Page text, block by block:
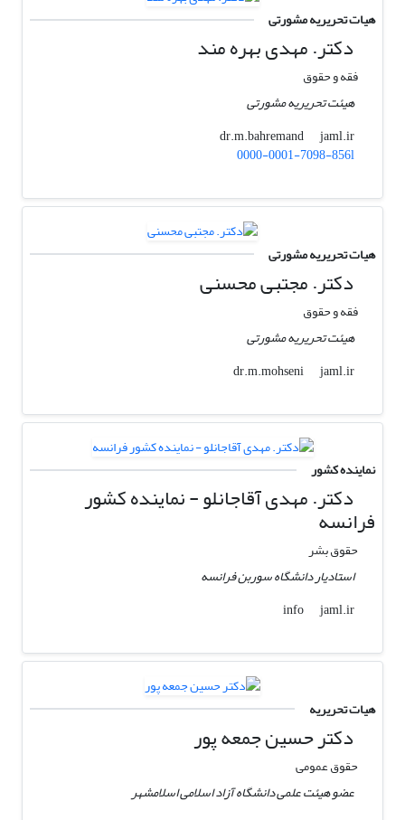
هیات تحریریه مشورتی
دکتر. مهدی بهره مند
فقه و حقوق
هیئت تحریریه مشورتی
dr.m.bahremand
jaml.ir
0000-0001-7098-856l
هیات تحریریه مشورتی
دکتر. مجتبی محسنی
فقه و حقوق
هیئت تحریریه مشورتی
dr.m.mohseni
jaml.ir
نماینده کشور
دکتر. مهدی آقاجانلو - نماینده کشور
فرانسه
حقوق بشر
استادیار دانشگاه سوربن فرانسه
info
jaml.ir
هیات تحریریه
دکتر حسین جمعه پور
حقوق عمومی
عضو هیئت علمی دانشگاه آزاد اسلامی اسلامشهر